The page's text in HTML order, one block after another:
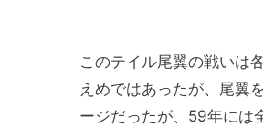
このテイル尾翼の戦いは
えめではあったが、尾翼
ージだったが、59年には